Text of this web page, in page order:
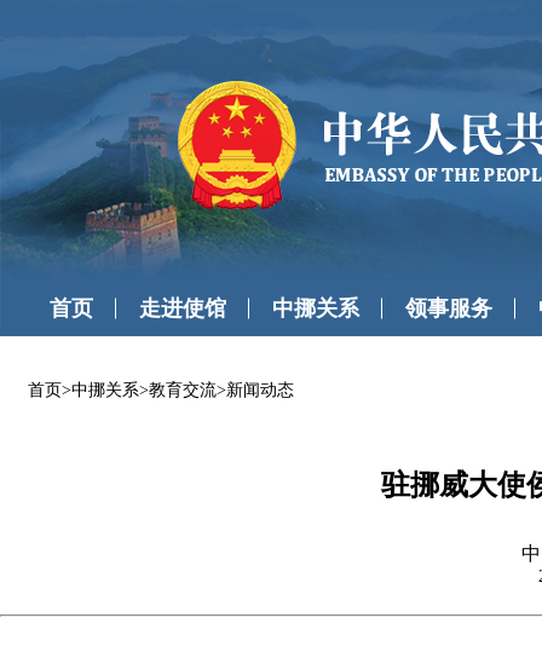
首页 走进使馆 中挪关系 领事服务
首页>中挪关系>教育交流>新闻动态
驻挪威大使